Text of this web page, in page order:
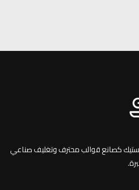
كصانع قوالب محترف وتغليف صناعي